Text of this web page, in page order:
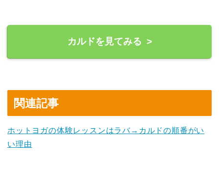
カルドを見てみる >
関連記事
ホットヨガの体験レッスンはラバ→カルドの順番がい
い理由